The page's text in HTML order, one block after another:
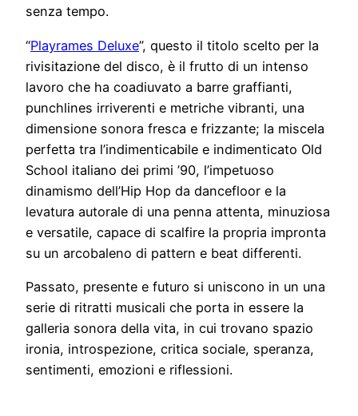
senza tempo.
“Playrames Deluxe”, questo il titolo scelto per la
rivisitazione del disco, è il frutto di un intenso
lavoro che ha coadiuvato a barre graffianti,
punchlines irriverenti e metriche vibranti, una
dimensione sonora fresca e frizzante; la miscela
perfetta tra l’indimenticabile e indimenticato Old
School italiano dei primi ’90, l’impetuoso
dinamismo dell’Hip Hop da dancefloor e la
levatura autorale di una penna attenta, minuziosa
e versatile, capace di scalfire la propria impronta
su un arcobaleno di pattern e beat differenti.
Passato, presente e futuro si uniscono in un una
serie di ritratti musicali che porta in essere la
galleria sonora della vita, in cui trovano spazio
ironia, introspezione, critica sociale, speranza,
sentimenti, emozioni e riflessioni.